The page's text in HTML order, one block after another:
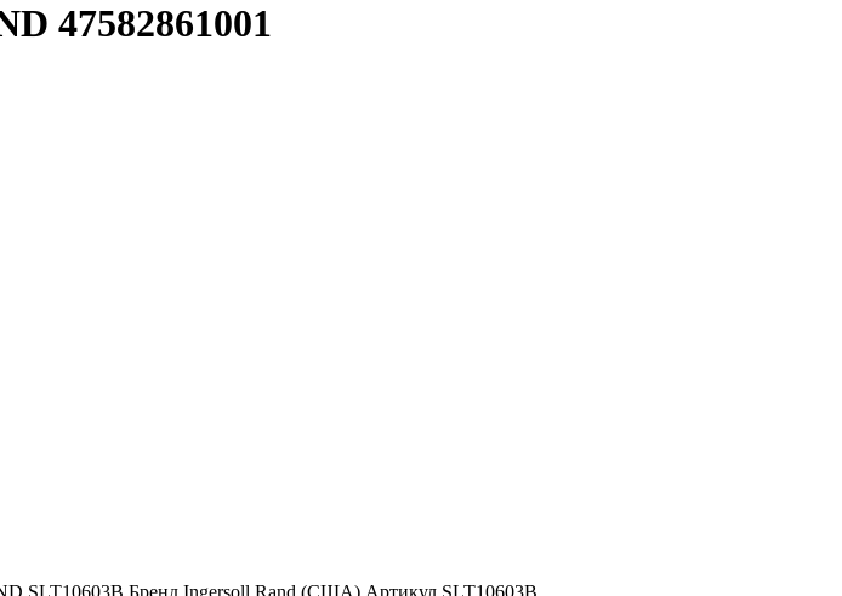
47582861001
SLT10603B Бренд Ingersoll Rand (США) Артикул SLT10603B